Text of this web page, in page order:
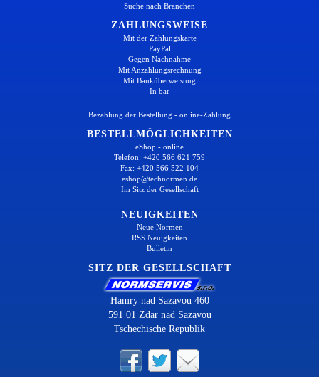
Suche nach Branchen
ZAHLUNGSWEISE
Mit der Zahlungskarte
PayPal
Gegen Nachnahme
Mit Anzahlungsrechnung
Mit Banküberweisung
In bar
Bezahlung der Bestellung - online-Zahlung
BESTELLMÖGLICHKEITEN
eShop - online
Telefon: +420 566 621 759
Fax: +420 566 522 104
eshop@technormen.de
Im Sitz der Gesellschaft
NEUIGKEITEN
Neue Normen
RSS Neuigkeiten
Bulletin
SITZ DER GESELLSCHAFT
Hamry nad Sazavou 460
591 01 Zdar nad Sazavou
Tschechische Republik